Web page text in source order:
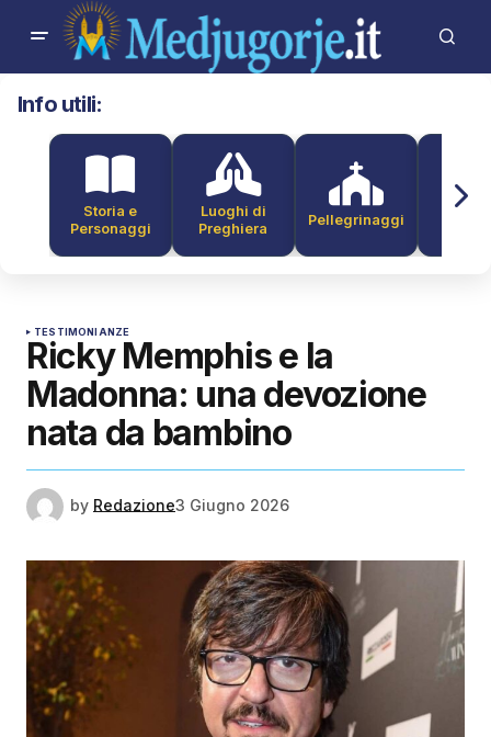
Info utili:
Storia e
Personaggi
Luoghi di
Preghiera
Pellegrinaggi
TESTIMONIANZE
Ricky Memphis e la
Madonna: una devozione
nata da bambino
by Redazione3 Giugno 2026